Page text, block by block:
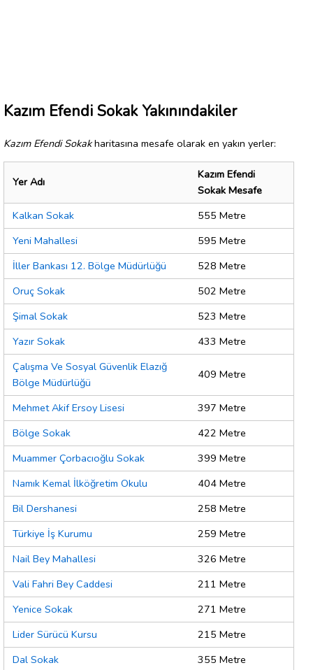
Kazım Efendi Sokak Yakınındakiler
Kazım Efendi Sokakharitasına mesafe olarak en yakın yerler:
Yer Adı
Kazım Efendi
Sokak Mesafe
Kalkan Sokak
555 Metre
Yeni Mahallesi
595 Metre
İller Bankası 12. Bölge Müdürlüğü
528 Metre
Oruç Sokak
502 Metre
Şimal Sokak
523 Metre
Yazır Sokak
433 Metre
Çalışma Ve Sosyal Güvenlik Elazığ
Bölge Müdürlüğü
409 Metre
Mehmet Akif Ersoy Lisesi
397 Metre
Bölge Sokak
422 Metre
Muammer Çorbacıoğlu Sokak
399 Metre
Namık Kemal İlköğretim Okulu
404 Metre
Bil Dershanesi
258 Metre
Türkiye İş Kurumu
259 Metre
Nail Bey Mahallesi
326 Metre
Vali Fahri Bey Caddesi
211 Metre
Yenice Sokak
271 Metre
Lider Sürücü Kursu
215 Metre
Dal Sokak
355 Metre